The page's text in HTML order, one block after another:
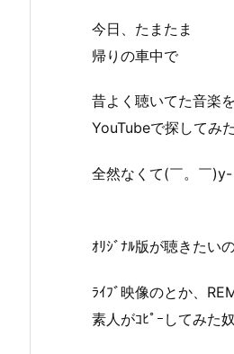
今日、たまたま
帰りの車中で
昔よく聴いてた音楽を
YouTubeで探してみ
全然なくて(￣。￣)y-
ｵﾘｼﾞﾅﾙ版が聴きたい
ﾗｲﾌﾞ映像のとか、
素人がｺﾋﾟｰしてみた